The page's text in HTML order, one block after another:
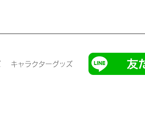
キャラクターグッズ